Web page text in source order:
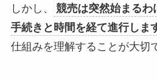
しかし、
競売は突然始まる
手続きと時間を経て進行しま
仕組みを理解することが大切